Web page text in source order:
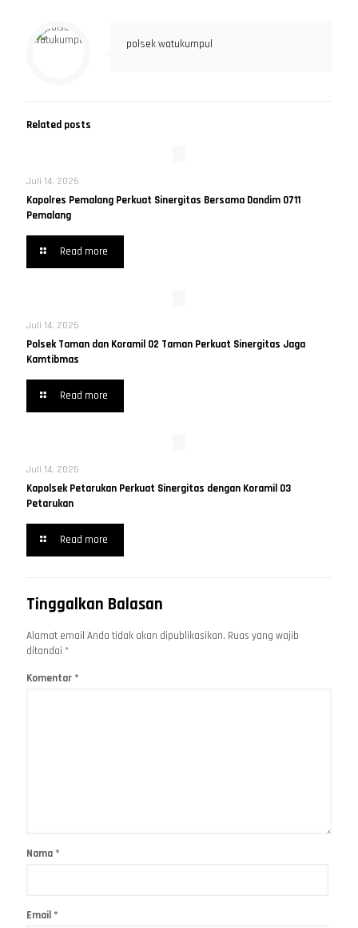
polsek watukumpul
Related posts
Juli 14, 2026
Kapolres Pemalang Perkuat Sinergitas Bersama Dandim 0711
Pemalang
Read more
Juli 14, 2026
Polsek Taman dan Koramil 02 Taman Perkuat Sinergitas Jaga
Kamtibmas
Read more
Juli 14, 2026
Kapolsek Petarukan Perkuat Sinergitas dengan Koramil 03
Petarukan
Read more
Tinggalkan Balasan
Alamat email Anda tidak akan dipublikasikan. Ruas yang wajib
ditandai *
Komentar *
Nama *
Email *